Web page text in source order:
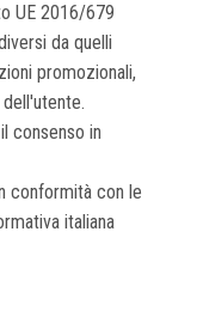
UE 2016/679
da quelli
promozionali,
consenso in
conformità con le
italiana